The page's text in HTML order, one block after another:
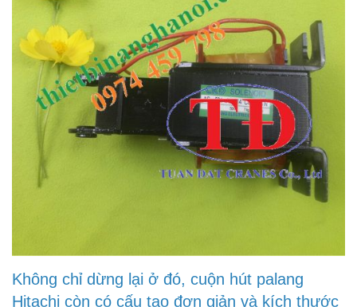
Không chỉ dừng lại ở đó, cuộn hút palang
Hitachi còn có cấu tạo đơn giản và kích thước